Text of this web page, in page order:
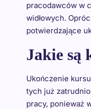
pracodawców w
widłowych.
potwierdzające
Jakie są
Ukończenie
tych już
pracy, ponieważ